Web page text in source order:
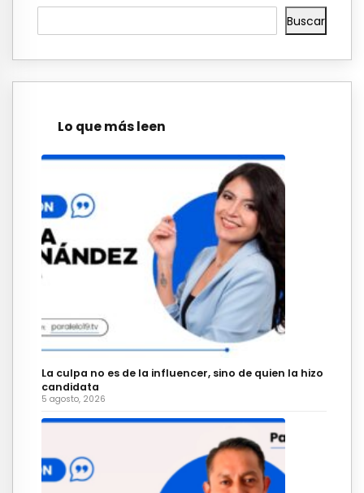
Buscar
Lo que más leen
La culpa no es de la influencer, sino de quien la hizo
candidata
5 agosto, 2026